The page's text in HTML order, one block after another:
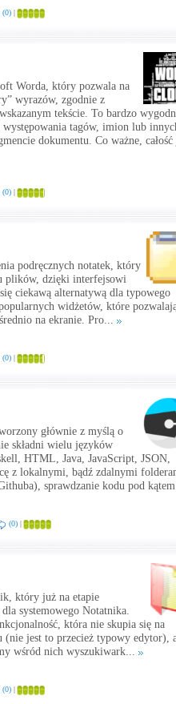
(0) |
Worda, który pozwala na
wyrazów, zgodnie z
tekście. To bardzo
występowania tagów, imion lub
dokumentu. Co ważne, całość
(0) |
podręcznych notatek, który
plików, dzięki interfejsowi
ciekawą alternatywą dla typowego
widżetów, które
na ekranie. Pro...
(0) |
głównie z myślą o
składni wielu języków
HTML, Java, JavaScript, JSON,
z lokalnymi, bądź zdalnymi
sprawdzanie kodu pod
(0) |
który już na etapie
systemowego Notatnika.
która nie skupia się na
jest to przecież typowy edytor),
wśród nich wyszukiwark...
(0) |